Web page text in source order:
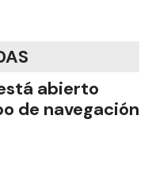
abierto
de navegación